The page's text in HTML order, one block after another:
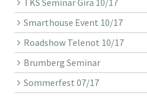
TKS Seminar Gira 10/17
Smarthouse Event 10/17
Roadshow Telenot 10/17
Brumberg Seminar
Sommerfest 07/17